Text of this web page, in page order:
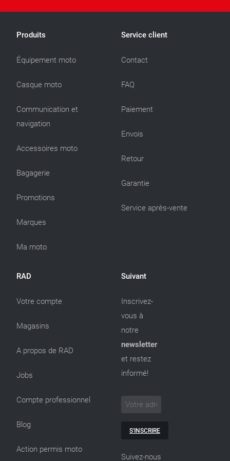
Produits
Équipement moto
Casque moto
Communication et
navigation
Accessoires moto
Bagagerie
Promotions
Marques
Ma moto
Service client
Contact
FAQ
Paiement
Envois
Retour
Garantie
Service après-vente
RAD
Votre compte
Magasins
A propos de RAD
Jobs
Compte professionnel
Blog
Action permis moto
Suivant
Inscrivez-
vous à
notre
newsletter
et restez
informé!
S'INSCRIRE
Suivez-nous